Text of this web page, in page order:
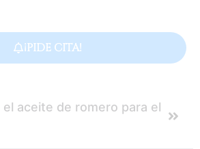
¡PIDE CITA!
el aceite de romero para el